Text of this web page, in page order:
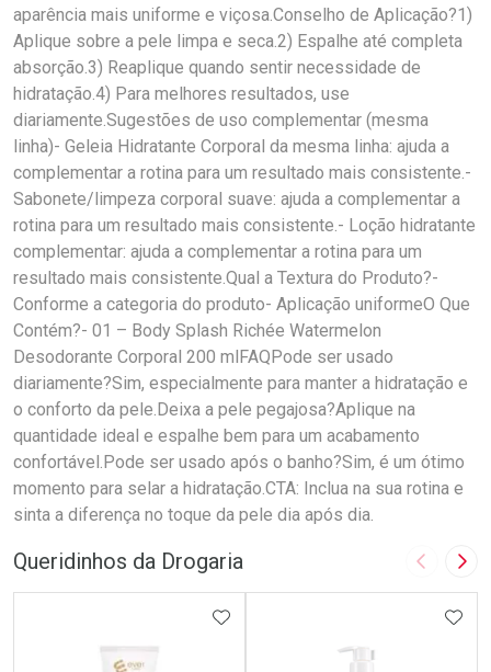
aparência mais uniforme e viçosa.Conselho de Aplicação?1)
Aplique sobre a pele limpa e seca.2) Espalhe até completa
absorção.3) Reaplique quando sentir necessidade de
hidratação.4) Para melhores resultados, use
diariamente.Sugestões de uso complementar (mesma
linha)- Geleia Hidratante Corporal da mesma linha: ajuda a
complementar a rotina para um resultado mais consistente.-
Sabonete/limpeza corporal suave: ajuda a complementar a
rotina para um resultado mais consistente.- Loção hidratante
complementar: ajuda a complementar a rotina para um
resultado mais consistente.Qual a Textura do Produto?-
Conforme a categoria do produto- Aplicação uniformeO Que
Contém?- 01 – Body Splash Richée Watermelon
Desodorante Corporal 200 mlFAQPode ser usado
diariamente?Sim, especialmente para manter a hidratação e
o conforto da pele.Deixa a pele pegajosa?Aplique na
quantidade ideal e espalhe bem para um acabamento
confortável.Pode ser usado após o banho?Sim, é um ótimo
momento para selar a hidratação.CTA: Inclua na sua rotina e
sinta a diferença no toque da pele dia após dia.
Queridinhos da Drogaria Imagem
ADICIONAR AOS FAVORITOS